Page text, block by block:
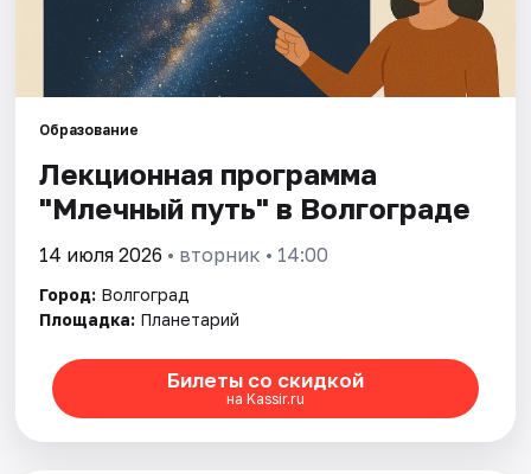
События
Города
Площадки
Рейтинги
Образование
Лекционная программа
"Млечный путь" в Волгограде
14 июля 2026 • вторник • 14:00
Город: Волгоград
Площадка: Планетарий
Билеты со скидкой
на Kassir.ru